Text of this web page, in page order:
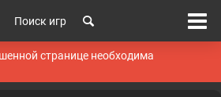
Поиск игр
странице необходима